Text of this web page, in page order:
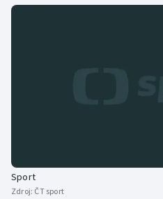
Sport
Zdroj: ČT sport